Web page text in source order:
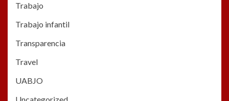
Trabajo
Trabajo infantil
Transparencia
Travel
UABJO